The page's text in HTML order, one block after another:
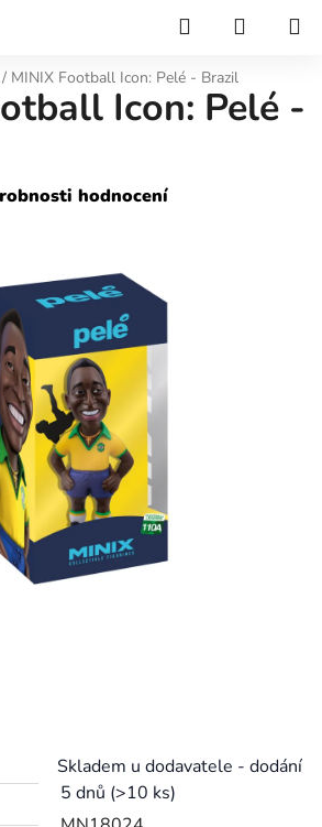
Hledat
/ MINIX Football Icon: Pelé - Brazil
Skladem u dodavatele - dodání
5 dnů (>10 ks)
Icon: Pelé -
hodnocení